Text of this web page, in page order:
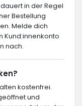
in der Regel
Bestellung
Melde dich
Kund:innenkonto
nach.
kostenfrei.
und